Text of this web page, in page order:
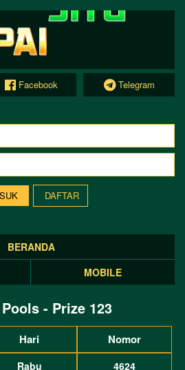
Facebook Telegram
DAFTAR
BERANDA
MOBILE
- Prize 123
Hari Nomor
Rabu
4624